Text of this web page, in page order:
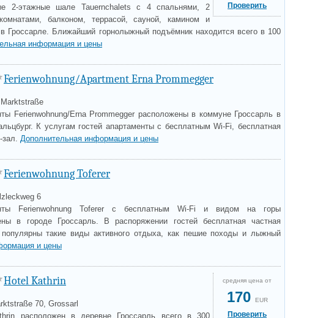
Проверить
2-этажные шале Tauernchalets с 4 спальнями, 2
балконом, террасой, сауной, камином и
Гроссарле. Ближайший горнолыжный подъёмник находится всего в 100
информация и цены
Ferienwohnung/Apartment Erna Prommegger
Ferienwohnung/Erna Prommegger расположены в коммуне Гроссарль в
К услугам гостей апартаменты с бесплатным Wi-Fi, бесплатная
зал. Дополнительная информация и цены
Ferienwohnung Toferer
6
Ferienwohnung Toferer с бесплатным Wi-Fi и видом на горы
в городе Гроссарль. В распоряжении гостей бесплатная частная
популярны такие виды активного отдыха, как пешие походы и лыжный
и цены
средняя цена от
170 EUR
Проверить
Hotel Kathrin
70, Grossarl
расположен в деревне Гроссарль всего в 300